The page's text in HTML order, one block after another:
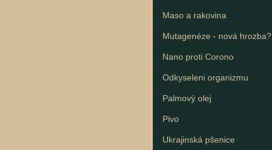
Maso a rakovina
Mutagenéze - nová hrozba?
Nano proti Corono
Odkyseleni organizmu
Palmový olej
Pivo
Ukrajinská pšenice